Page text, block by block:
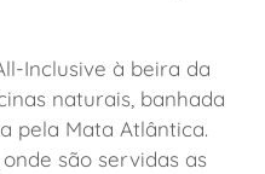
Inclusive à beira da
naturais, banhada
pela Mata Atlântica.
são servidas as